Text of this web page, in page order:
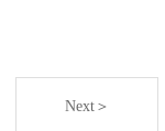
Next＞